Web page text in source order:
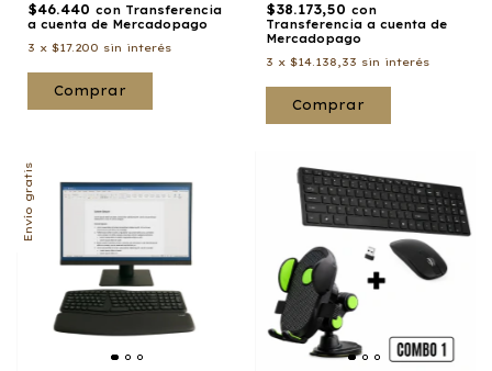
$46.440 con Transferencia
a cuenta de Mercadopago
3 x $17.200 sin interés
Comprar
$38.173,50 con
Transferencia a cuenta de
Mercadopago
3 x $14.138,33 sin interés
Comprar
Envío gratis